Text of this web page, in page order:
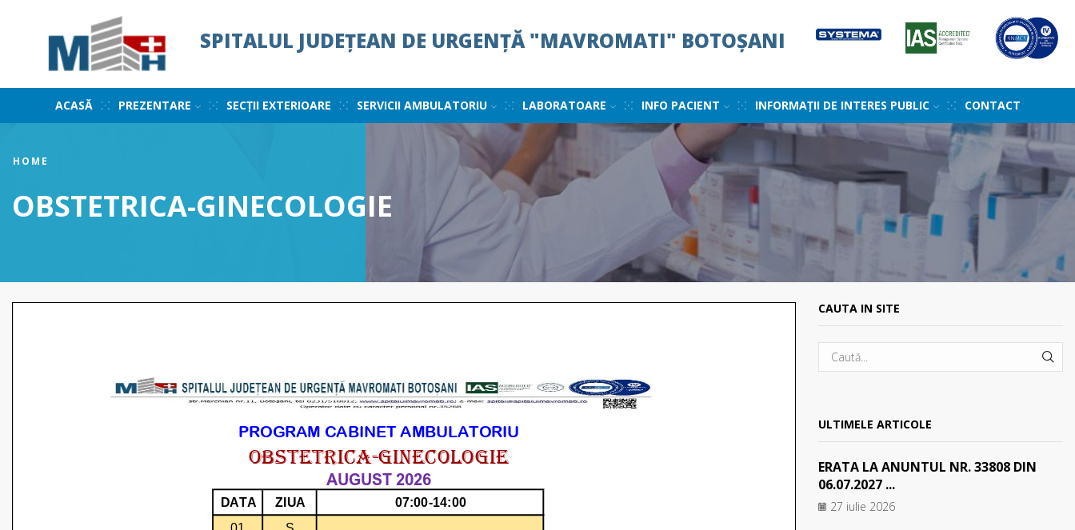
SPITALUL JUDEȚEAN DE URGENȚĂ "MAVROMATI" BOTOȘANI
ACASĂ PREZENTARE SECȚII EXTERIOARE SERVICII AMBULATORIU LABORATOARE INFO PACIENT INFORMAȚII DE INTERES PUBLIC CONTACT
HOME
OBSTETRICA-GINECOLOGIE
CAUTA IN SITE
ULTIMELE ARTICOLE
ERATA LA ANUNTUL NR. 33808 DIN
06.07.2027 ...
27 iulie 2026